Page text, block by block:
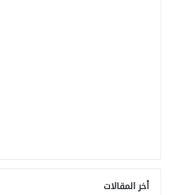
أخر المقالات